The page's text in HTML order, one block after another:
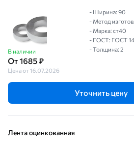
В наличии
От 1685 ₽
Цена от 16.07.2026
- Ширина: 90
- Метод
- Марка: ст40
- ГОСТ: ГОСТ
- Толщина: 2
Уточнить цену
Лента оцинкованная